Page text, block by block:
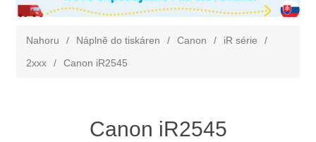
Nahoru / Náplně do tiskáren / Canon / iR série
/
2xxx
/ Canon iR2545
Canon iR2545